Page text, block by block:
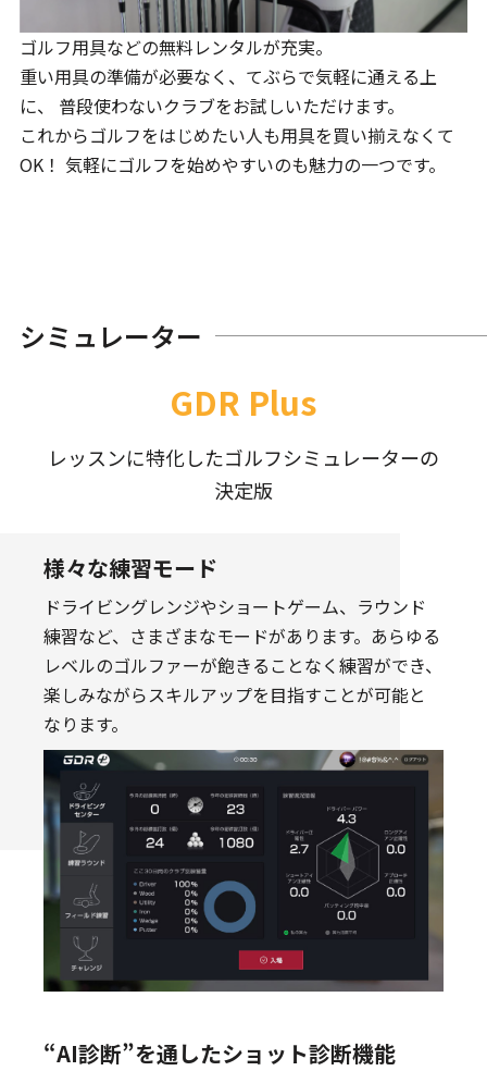
ゴルフ用具などの無料レンタルが充実。
重い用具の準備が必要なく、てぶらで気軽に通える上
に、 普段使わないクラブをお試しいただけます。
これからゴルフをはじめたい人も用具を買い揃えなくて
OK！ 気軽にゴルフを始めやすいのも魅力の一つです。
シミュレーター
GDR Plus
レッスンに特化したゴルフシミュレーターの
決定版
様々な練習モード
ドライビングレンジやショートゲーム、ラウンド
練習など、さまざまなモードがあります。あらゆる
レベルのゴルファーが飽きることなく練習ができ、
楽しみながらスキルアップを目指すことが可能と
なります。
“AI診断”を通したショット診断機能